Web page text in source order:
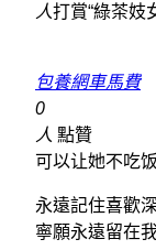
人打賞“綠茶妓
包養網車馬費
0
人 點贊
可以​​让她不吃
永遠記住喜歡
寧願永遠留在